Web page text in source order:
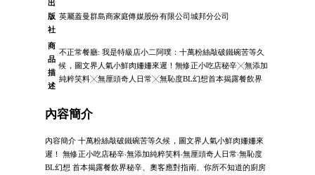
出
版
社
英屬蓋曼群島商家庭傳媒股份有限公司城邦分公司
商
品
描
述
不正常餐廳: 我是特級店小二阿噗：十萬粉絲敲破鐵碗苦等久
候，圖文界人氣小鮮肉姍姍來遲！無修正小吃店秘辛╳無添加
純粹笑料╳無厘頭奇人日常╳無恥度BL幻想首本揭露餐飲界
內容簡介
內容簡介 十萬粉絲敲破鐵碗苦等久候，圖文界人氣小鮮肉姍姍來
遲！ 無修正小吃店秘辛‧無添加純粹笑料‧無厘頭奇人日常‧無恥度
BL幻想 首本揭露餐飲界秘辛、奧客應對指南、你所不知道的廚房